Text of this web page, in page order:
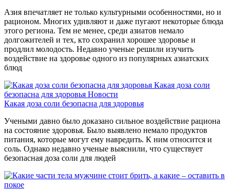
Азия впечатляет не только культурными особенностями, но и
рационом. Многих удивляют и даже пугают некоторые блюда
этого региона. Тем не менее, среди азиатов немало
долгожителей и тех, кто сохранил хорошее здоровье и
продлил молодость. Недавно ученые решили изучить
воздействие на здоровье одного из популярных азиатских
блюд
Какая доза соли
безопасна для здоровья Новости
Какая доза соли безопасна для здоровья
Учеными давно было доказано сильное воздействие рациона
на состояние здоровья. Было выявлено немало продуктов
питания, которые могут ему навредить. К ним относится и
соль. Однако недавно ученые выяснили, что существует
безопасная доза соли для людей